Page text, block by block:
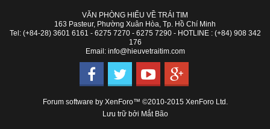
VĂN PHÒNG HIỂU VỀ TRÁI TIM
163 Pasteur, Phường Xuân Hòa, Tp. Hồ Chí Minh
Tel: (+84-28) 3601 6161 - 6275 7270 - 6275 7290 - HOTLINE : (+84) 908 342
176
Email: info@hieuvetraitim.com
Forum software by XenForo™ ©2010-2015 XenForo Ltd.
Lưu trữ bởi Mắt Bão